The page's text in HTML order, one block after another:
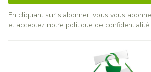
En cliquant sur s'abonner, vous vous
et acceptez notre politique de confidentialité.